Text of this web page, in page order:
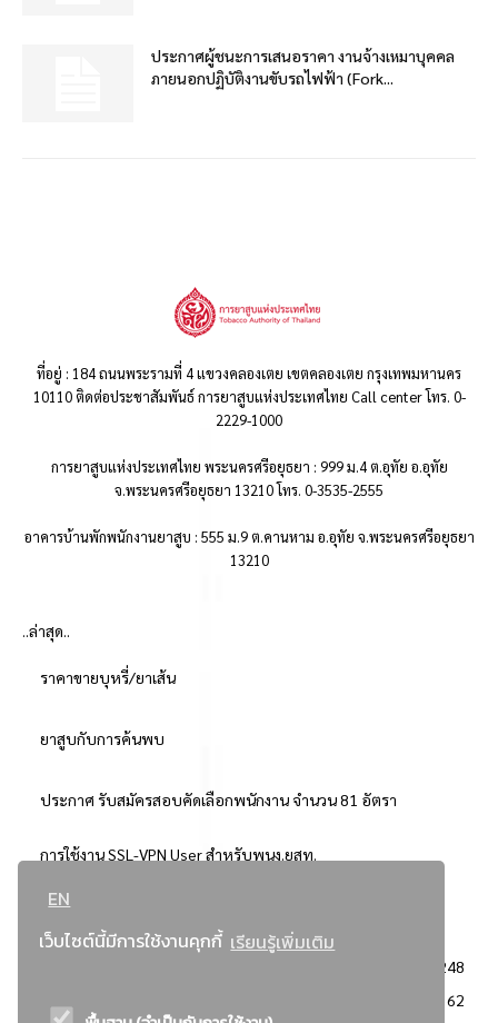
EN
เว็บไซต์นี้มีการใช้งานคุกกี้ เรียนรู้เพิ่มเติม
ประกาศผู้ชนะการเสนอราคา งานจ้างเหมาบุคคล
ภายนอกปฏิบัติงานขับรถไฟฟ้า (Fork...
ที่อยู่ : 184 ถนนพระรามที่ 4 แขวงคลองเตย เขตคลองเตย กรุงเทพมหานคร
10110 ติดต่อประชาสัมพันธ์ การยาสูบแห่งประเทศไทย Call center โทร. 0-
2229-1000
การยาสูบแห่งประเทศไทย พระนครศรีอยุธยา : 999 ม.4 ต.อุทัย อ.อุทัย
จ.พระนครศรีอยุธยา 13210 โทร. 0-3535-2555
อาคารบ้านพักพนักงานยาสูบ : 555 ม.9 ต.คานหาม อ.อุทัย จ.พระนครศรีอยุธยา
13210
..ล่าสุด..
ราคาขายบุหรี่/ยาเส้น
ยาสูบกับการค้นพบ
ประกาศ รับสมัครสอบคัดเลือกพนักงาน จำนวน 81 อัตรา
การใช้งาน SSL-VPN User สำหรับพนง.ยสท.
..ยอดนิยม..
3248
2362